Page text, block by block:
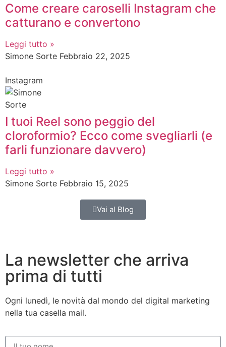
Come creare caroselli Instagram che
catturano e convertono
Leggi tutto »
Simone Sorte Febbraio 22, 2025
Instagram
I tuoi Reel sono peggio del
cloroformio? Ecco come svegliarli (e
farli funzionare davvero)
Leggi tutto »
Simone Sorte Febbraio 15, 2025
Vai al Blog
La newsletter che arriva
prima di tutti
Ogni lunedì, le novità dal mondo del digital marketing
nella tua casella mail.